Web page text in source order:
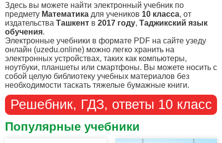
Здесь вы можете найти электронный учебник по
предмету Математика для учеников 10 класса, от
издательства Ташкент в 2017 году, Таджикский язык
обучения.
Электронные учебники в формате PDF на сайте узеду
онлайн (uzedu.online) можно легко хранить на
электронных устройствах, таких как компьютеры,
ноутбуки, планшеты или смартфоны. Вы можете носить с
собой целую библиотеку учебных материалов без
необходимости таскать тяжелые бумажные книги.
Решебник, ГДЗ, ответы 10 класс
Популярные учебники